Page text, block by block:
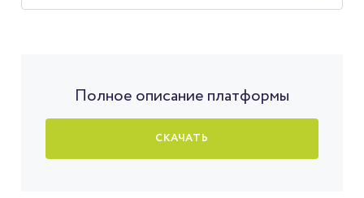
Полное описание платформы
СКАЧАТЬ